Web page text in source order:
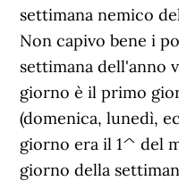
settimana nemico
Non capivo bene i
settimana dell'anno
giorno è il primo
(domenica, lunedì,
giorno era il 1^ del
giorno della